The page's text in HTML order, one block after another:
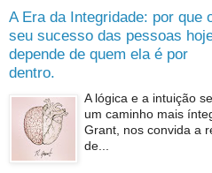
A Era da Integridade: por que
seu sucesso das pessoas
depende de quem ela é por
dentro.
A lógica e a intuição
um caminho mais
Grant, nos convida a
de...